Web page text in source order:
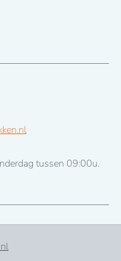
tussen 09:00u.